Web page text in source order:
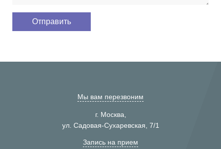
Мы вам перезвоним
г. Москва,
ул. Садовая-Сухаревская, 7/1
Запись на прием